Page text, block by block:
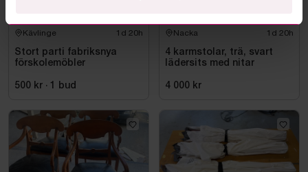
Kävlinge 1d 20h
Stort parti fabriksnya
förskolemöbler
500 kr · bud
Nacka 1d 20h
4 karmstolar, trä, svart
lädersits med nitar
4 000 kr